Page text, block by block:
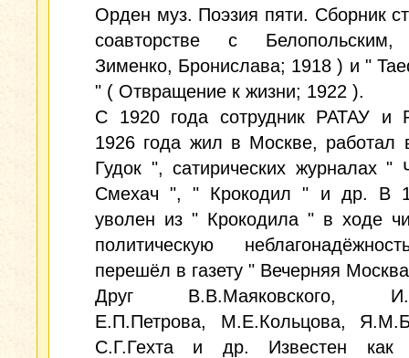
Орден муз. Поэзия пяти. Сборник
соавторстве с
Зименко, Бронислава; 1918 ) и "
" ( Отвращение к жизни; 1922 ).
С 1920 года сотрудник РАТАУ и
1926 года жил в Москве, работал
Гудок ", сатирических журналах "
Смехач ", " Крокодил " и др. В
уволен из " Крокодила " в ходе
политическую
перешёл в газету " Вечерняя
Друг В.В.Маяковского,
Е.П.Петрова, М.Е.Кольцова,
С.Г.Гехта и др. Известен как